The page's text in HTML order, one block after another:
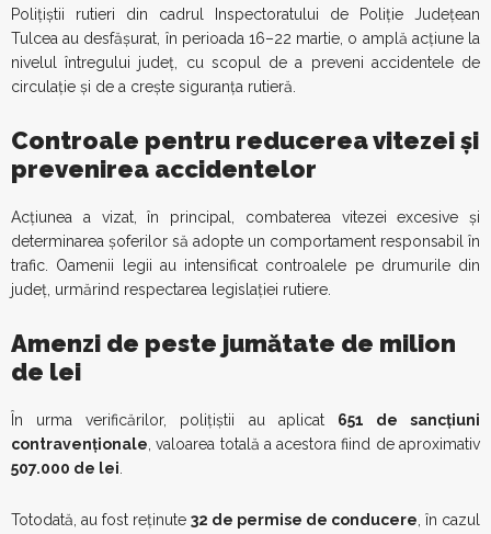
Polițiștii rutieri din cadrul Inspectoratului de Poliție Județean
Tulcea au desfășurat, în perioada 16–22 martie, o amplă acțiune la
nivelul întregului județ, cu scopul de a preveni accidentele de
circulație și de a crește siguranța rutieră.
Controale pentru reducerea vitezei și
prevenirea accidentelor
Acțiunea a vizat, în principal, combaterea vitezei excesive și
determinarea șoferilor să adopte un comportament responsabil în
trafic. Oamenii legii au intensificat controalele pe drumurile din
județ, urmărind respectarea legislației rutiere.
Amenzi de peste jumătate de milion
de lei
În urma verificărilor, polițiștii au aplicat 651 de sancțiuni
contravenționale, valoarea totală a acestora fiind de aproximativ
507.000 de lei.
Totodată, au fost reținute 32 de permise de conducere, în cazul